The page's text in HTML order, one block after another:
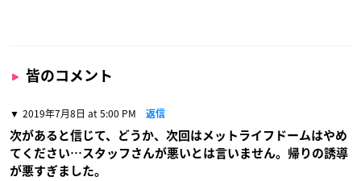
皆のコメント
2019年7月8日 at 5:00 PM 返信
次があると信じて、どうか、次回はメットライフドームはやめ
てください…スタッフさんが悪いとは言いません。帰りの誘導
が悪すぎました。